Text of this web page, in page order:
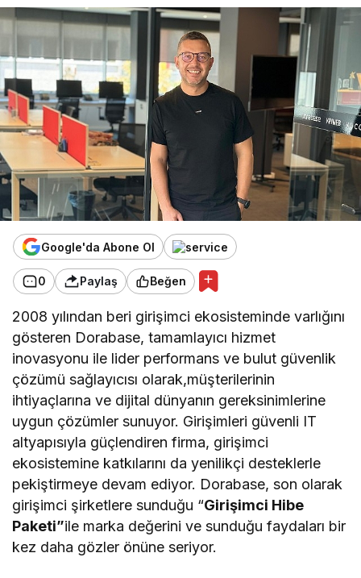
Google'da Abone Ol
0 Paylaş Beğen
2008 yılından beri girişimci ekosisteminde varlığını
gösteren Dorabase, tamamlayıcı hizmet
inovasyonu ile lider performans ve bulut güvenlik
çözümü sağlayıcısı olarak,müşterilerinin
ihtiyaçlarına ve dijital dünyanın gereksinimlerine
uygun çözümler sunuyor. Girişimleri güvenli IT
altyapısıyla güçlendiren firma, girişimci
ekosistemine katkılarını da yenilikçi desteklerle
pekiştirmeye devam ediyor. Dorabase, son olarak
girişimci şirketlere sunduğu “Girişimci Hibe
Paketi”ile marka değerini ve sunduğu faydaları bir
kez daha gözler önüne seriyor.